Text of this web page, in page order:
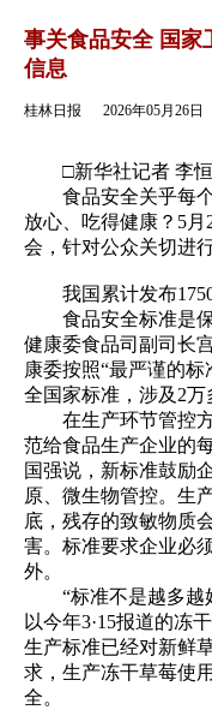
事关食品安全 国家
信息
桂林日报 2026年05月26日
□新华社记者 李恒
食品安全关乎每个
放心、吃得健康？5
会，针对公众关切进
我国累计发布
食品安全标准是保
健康委食品司副司长
康委按照“最严谨的
全国家标准，涉及2万
在生产环节管控方
范给食品生产企业的
国强说，新标准鼓励
原、微生物管控。生
底，残存的致敏物质
害。标准要求企业必
外。
“标准不是越多越
以今年3·15报道的冻
生产标准已经对新鲜
求，生产冻干草莓使
全。